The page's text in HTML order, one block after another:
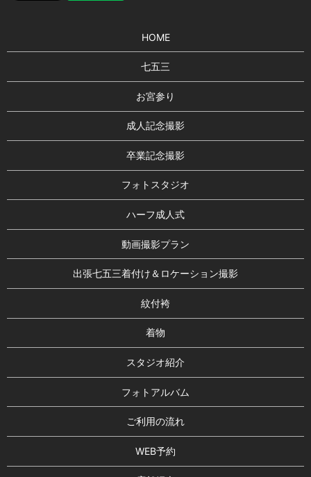
HOME
七五三
お宮参り
成人記念撮影
卒業記念撮影
フォトスタジオ
ハーフ成人式
動画撮影プラン
出張七五三着付け＆ロケーション撮影
紋付袴
着物
スタジオ紹介
フォトアルバム
ご利用の流れ
WEB予約